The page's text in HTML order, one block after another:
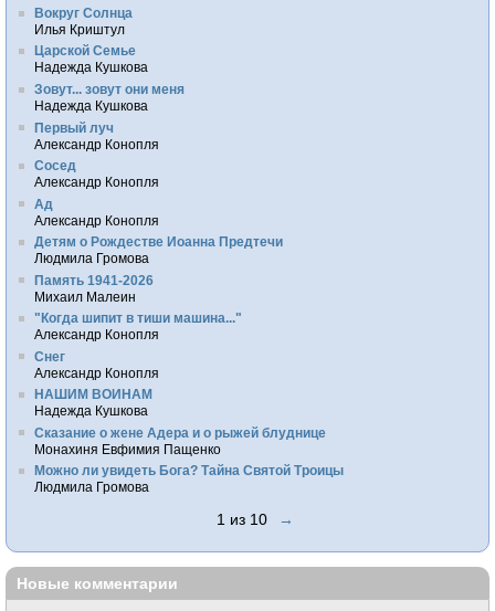
Вокруг Солнца
Илья Криштул
Царской Семье
Надежда Кушкова
Зовут... зовут они меня
Надежда Кушкова
Первый луч
Александр Конопля
Сосед
Александр Конопля
Ад
Александр Конопля
Детям о Рождестве Иоанна Предтечи
Людмила Громова
Память 1941-2026
Михаил Малеин
"Когда шипит в тиши машина..."
Александр Конопля
Снег
Александр Конопля
НАШИМ ВОИНАМ
Надежда Кушкова
Сказание о жене Адера и о рыжей блуднице
Монахиня Евфимия Пащенко
Можно ли увидеть Бога? Тайна Святой Троицы
Людмила Громова
1 из 10 →
Новые комментарии